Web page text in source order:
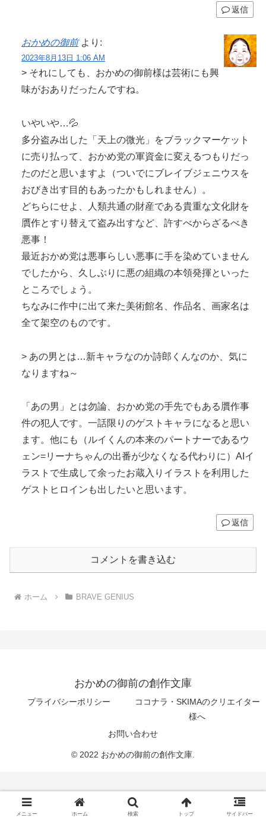
返信
おかめの御前 より:
2023年8月13日 1:06 AM
> それにしても、おかめの御前様は芸術にも興
味がおありだったんですね。
いやいや…💦
多分盗み出した「天上の微光」をブラックマーケット
に売り払って、おかめ党の軍資金に変えるつもりだっ
たのだと思いますよ（ついでにブレイブジェニウスを
おびき出す目的もあったかもしれません）。
どちらにせよ、人類共通の財産である貴重な文化財を
贋作とすり替えて盗み出すなど、許すべからざるべき
悪事！
最近おかめ党は悪事らしい悪事に手を染めていません
でしたから、久しぶりに悪の組織の本領発揮といった
ところでしょう。
ちなみに作中に出て来た美術館名、作品名、画家名は
全て架空のものです。
> あの男とは…新キャラなのか詩郎くんなのか、気に
なりますね～
「あの男」とは勿論、おかめ党の手先でもある贋作事
件の犯人です。一話限りのゲストキャラになると思い
ます。他にも（ルイくんの本来のパートナーであるウ
ェン=リーナちゃんの出番が少なくなる代わりに）AIイ
ラストで生成して余ったお蔵入りイラストを利用した
ゲストヒロインも出したいと思います。
返信
コメントを書き込む
ホーム BRAVE GENIUS
おかめの御前の創作文庫
プライバシーポリシー
ココナラ・SKIMAのクリエイター
様へ
お問い合わせ
© 2022 おかめの御前の創作文庫.
メニュー ホーム 検索 トップ サイドバー